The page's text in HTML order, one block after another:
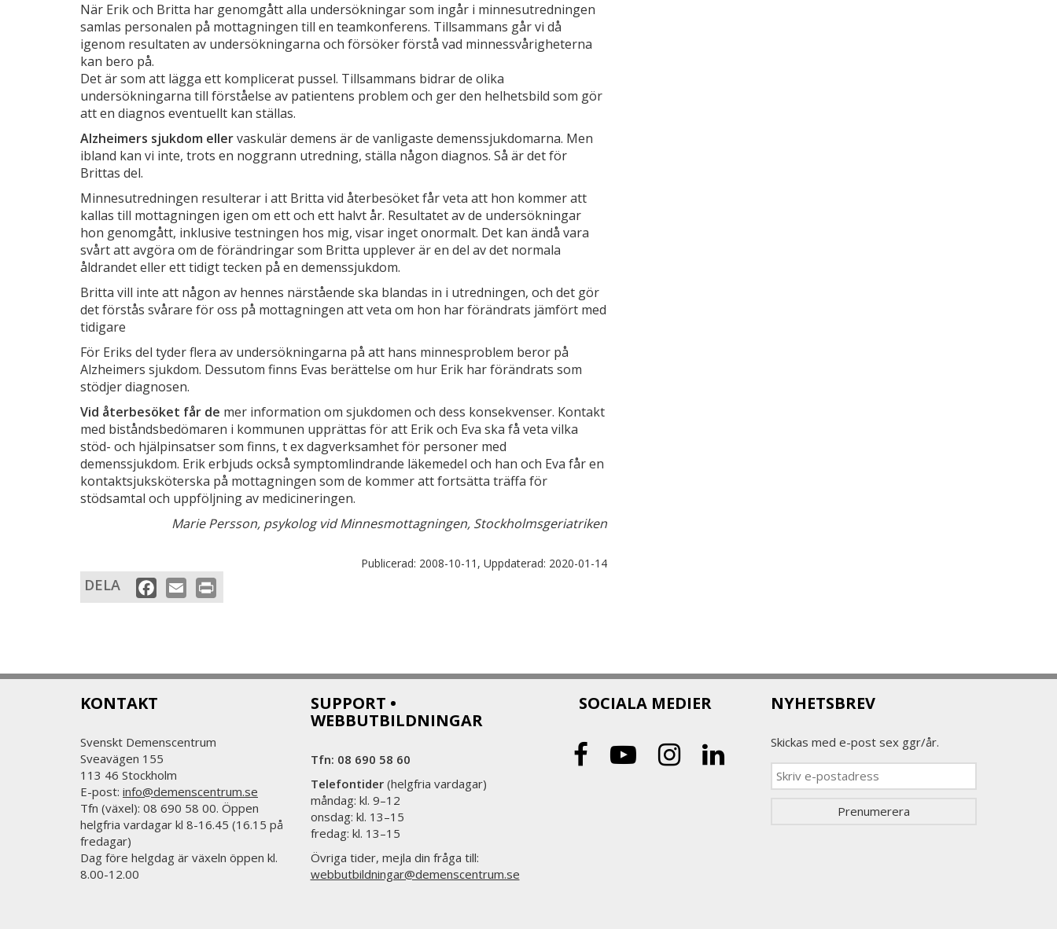
När Erik och Britta har genomgått alla undersökningar som ingår i minnesutredningen
samlas personalen på mottagningen till en teamkonferens. Tillsammans går vi då
igenom resultaten av undersökningarna och försöker förstå vad minnessvårigheterna
kan bero på.
Det är som att lägga ett komplicerat pussel. Tillsammans bidrar de olika
undersökningarna till förståelse av patientens problem och ger den helhetsbild som gör
att en diagnos eventuellt kan ställas.
Alzheimers sjukdom ellervaskulär demens är de vanligaste demenssjukdomarna. Men
ibland kan vi inte, trots en noggrann utredning, ställa någon diagnos. Så är det för
Brittas del.
Minnesutredningen resulterar i att Britta vid återbesöket får veta att hon kommer att
kallas till mottagningen igen om ett och ett halvt år. Resultatet av de undersökningar
hon genomgått, inklusive testningen hos mig, visar inget onormalt. Det kan ändå vara
svårt att avgöra om de förändringar som Britta upplever är en del av det normala
åldrandet eller ett tidigt tecken på en demenssjukdom.
Britta vill inte att någon av hennes närstående ska blandas in i utredningen, och det gör
det förstås svårare för oss på mottagningen att veta om hon har förändrats jämfört med
tidigare
För Eriks del tyder flera av undersökningarna på att hans minnesproblem beror på
Alzheimers sjukdom. Dessutom finns Evas berättelse om hur Erik har förändrats som
stödjer diagnosen.
Vid återbesöket får de mer information om sjukdomen och dess konsekvenser. Kontakt
med biståndsbedömaren i kommunen upprättas för att Erik och Eva ska få veta vilka
stöd- och hjälpinsatser som finns, t ex dagverksamhet för personer med
demenssjukdom. Erik erbjuds också symptomlindrande läkemedel och han och Eva får en
kontaktsjuksköterska på mottagningen som de kommer att fortsätta träffa för
stödsamtal och uppföljning av medicineringen.
Marie Persson, psykolog vid Minnesmottagningen, Stockholmsgeriatriken
Publicerad: 2008-10-11, Uppdaterad: 2020-01-14
DELA Facebook
Email
KONTAKT
Svenskt Demenscentrum
Sveavägen 155
113 46 Stockholm
E-post: info@demenscentrum.se
Tfn (växel): 08 690 58 00. Öppen
helgfria vardagar kl 8-16.45 (16.15 på
fredagar)
Dag före helgdag är växeln öppen kl.
8.00-12.00
SUPPORT •
WEBBUTBILDNINGAR
Tfn: 08 690 58 60
Telefontider(helgfria vardagar)
måndag: kl. 9–12
onsdag: kl. 13–15
fredag: kl. 13–15
Övriga tider, mejla din fråga till:
webbutbildningar@demenscentrum.se
SOCIALA MEDIER NYHETSBREV
Skickas med e-post sex ggr/år.